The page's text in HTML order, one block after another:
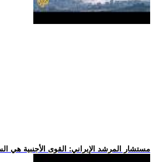
.. مستشار المرشد الإيراني: القوى الأجنبية هي